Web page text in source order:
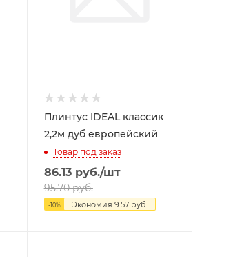
Плинтус IDEAL классик
2,2м дуб европейский
Товар под заказ
86.13руб./шт
95.70руб.
-10% Экономия 9.57руб.